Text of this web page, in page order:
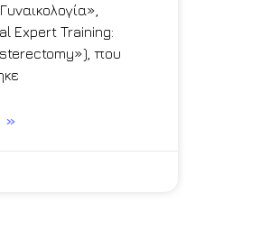
Expert Training:
που
»